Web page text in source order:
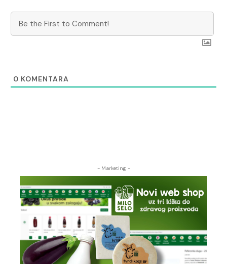
0 KOMENTARA
- Marketing -